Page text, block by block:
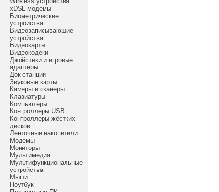
xDSL модемы
Биометрические
устройства
Видеозаписывающие
устройства
Видеокарты
Видеокодеки
Джойстики и игровые
адаптеры
Док-станции
Звуковые карты
Камеры и сканеры
Клавиатуры
Компьютеры
Контроллеры USB
Контроллеры жёстких
дисков
Ленточные накопители
Модемы
Мониторы
Мультимедиа
Мультифункциональные
устройства
Мыши
Ноутбук